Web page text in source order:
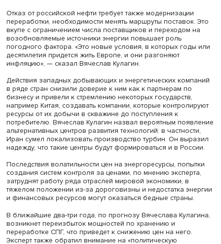
экспортирующие в Россию «запрещенные» товары, а
переработчики и перегрузчики российской нефти и
нефтепродуктов, а также посредники и перевозчики из
третьих стран, чья маржа при поставках в Россию
Леонид Григорьев уверен, что санкции означают отказ
либеральной экономики: инвесторов вынуждают
в рискованные, пусть и доходные инструменты, но
дозволенные.
Заведующий отделом исследования энергетического
комплекса мира и России Института энергетических
исследований РАН, директор Центра исследований в
нефтегазовой сфереИнститута экономики и
инфраструктурных отраслейНИУ ВШЭВячеслав
породили геополитические надбавки к ценам и
условия энергетического бизнеса на Западе. Раньше
хранилища СПГ не были очень прибыльными, сейчас, с
появлением цели иметь большие резервы топлива,